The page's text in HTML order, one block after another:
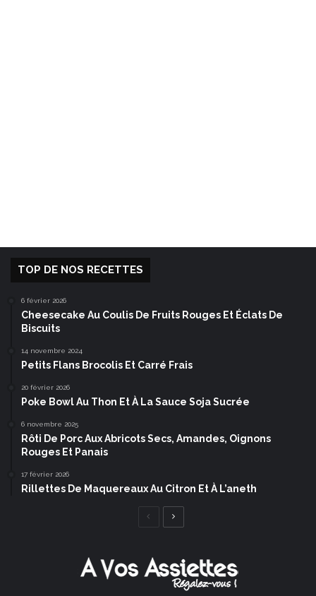
TOP DE NOS RECETTES
6 février 2026
Cheesecake Au Coulis De Fruits Rouges Et Éclats De
Biscuits
14 novembre 2024
Petits Flans Brocolis Et Carré Frais
20 février 2026
Poke Bowl Au Thon Et À La Sauce Soja Sucrée
6 novembre 2025
Rôti De Porc Aux Abricots Secs, Amandes, Oignons
Rouges Et Panais
17 février 2026
Rillettes De Maquereaux Au Citron Et À L’aneth
Page